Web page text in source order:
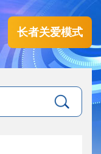
长者关爱模式